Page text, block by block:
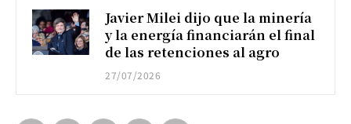
Javier Milei dijo que la minería
y la energía financiarán el final
de las retenciones al agro
27/07/2026